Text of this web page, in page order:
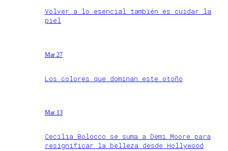
Volver a lo esencial también es cuidar la
piel
Mar 27
Los colores que dominan este otoño
Mar 13
Cecilia Bolocco se suma a Demi Moore para
resignificar la belleza desde Hollywood